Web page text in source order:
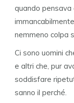
quando pensava
nemmeno colpa
Ci sono uomini
e altri che, pur
soddisfare
sanno il perché.